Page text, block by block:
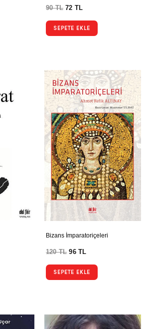
90TL 72 TL
SEPETE EKLE
Bizans İmparatoriçeleri
120TL 96TL
SEPETE EKLE